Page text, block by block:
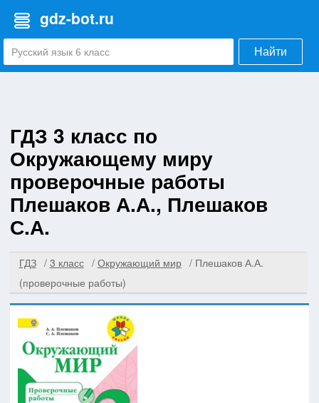
gdz-bot.ru
Найти
ГДЗ 3 класс по
Окружающему миру
проверочные работы
Плешаков А.А., Плешаков
С.А.
ГДЗ 3 класс Окружающий мир
Плешаков А.А.
(проверочные работы)